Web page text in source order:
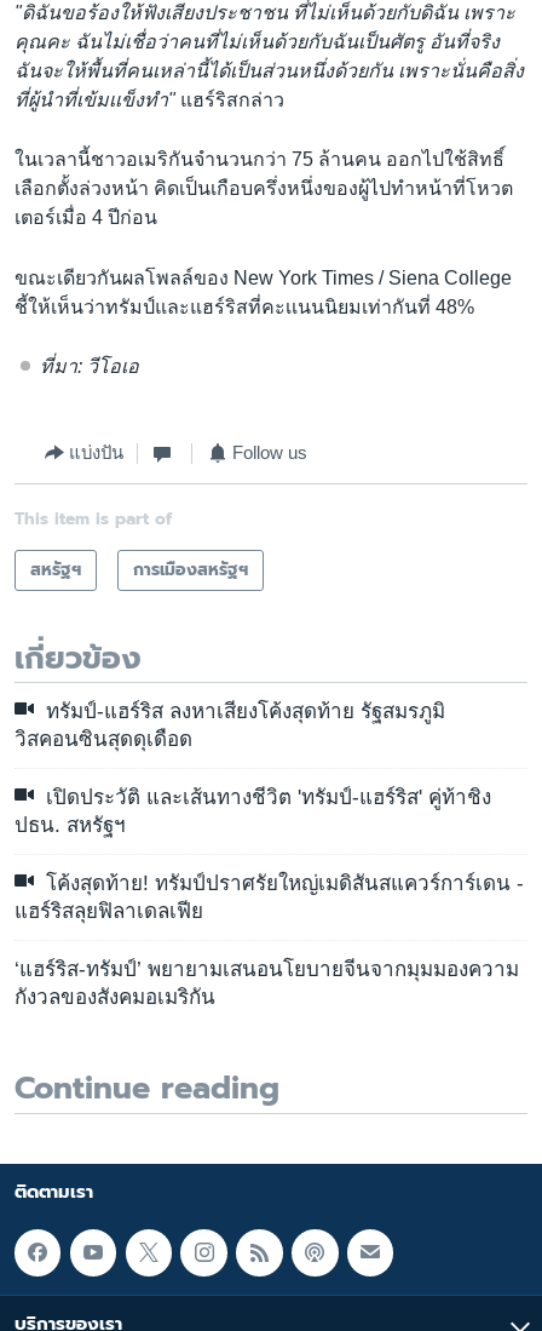
"ดิฉันขอร้องให้ฟังเสียงประชาชน ที่ไม่เห็นด้วยกับดิฉัน เพราะ
คุณคะ ฉันไม่เชื่อว่าคนที่ไม่เห็นด้วยกับฉันเป็นศัตรู อันที่จริง
ฉันจะให้พื้นที่คนเหล่านี้ได้เป็นส่วนหนึ่งด้วยกัน เพราะนั่นคือสิ่ง
ที่ผู้นำที่เข้มเเข็งทำ"แฮร์ริสกล่าว
ในเวลานี้ชาวอเมริกันจำนวนกว่า 75 ล้านคน ออกไปใช้สิทธิ์
เลือกตั้งล่วงหน้า คิดเป็นเกือบครึ่งหนึ่งของผู้ไปทำหน้าที่โหวต
เตอร์เมื่อ 4 ปีก่อน
ขณะเดียวกันผลโพลล์ของ New York Times / Siena College
ชี้ให้เห็นว่าทรัมป์และแฮร์ริสที่คะเเนนนิยมเท่ากันที่ 48%
ที่มา: วีโอเอ
แบ่งปัน Follow us
This item is part of
สหรัฐฯ
การเมืองสหรัฐฯ
เกี่ยวข้อง
ทรัมป์-แฮร์ริส ลงหาเสียงโค้งสุดท้าย รัฐสมรภูมิ
วิสคอนซินสุดดุเดือด
เปิดประวัติ และเส้นทางชีวิต 'ทรัมป์-แฮร์ริส' คู่ท้าชิง
ปธน. สหรัฐฯ
โค้งสุดท้าย! ทรัมป์ปราศรัยใหญ่เมดิสันสแควร์การ์เดน -
แฮร์ริสลุยฟิลาเดลเฟีย
‘แฮร์ริส-ทรัมป์’ พยายามเสนอนโยบายจีนจากมุมมองความ
กังวลของสังคมอเมริกัน
Continue reading
ติดตามเรา
บริการของเรา